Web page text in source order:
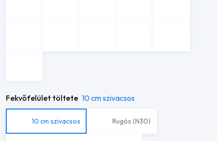
Fekvőfelület töltete 10 cm szivacsos
10 cm szivacsos Rugós (N30)